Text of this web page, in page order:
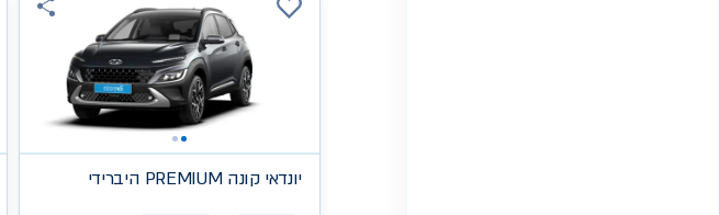
יונדאיקונה PREMIUM היברידי